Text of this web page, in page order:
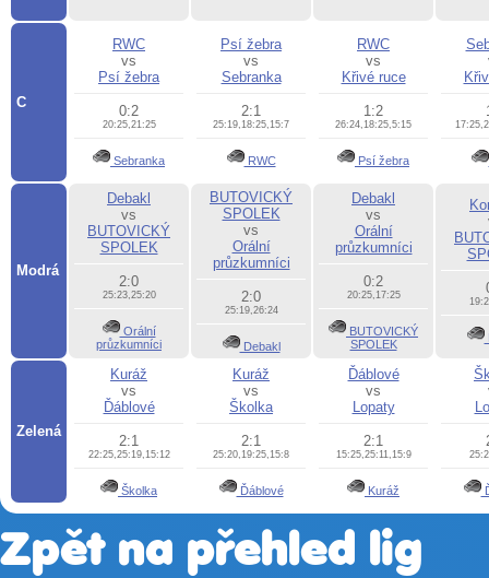
C
RWC
vs
Psí žebra
0:2
20:25,21:25
Sebranka
Psí žebra
vs
Sebranka
2:1
25:19,18:25,15:7
RWC
RWC
vs
Křivé ruce
1:2
26:24,18:25,5:15
Psí žebra
Modrá
Debakl
vs
BUTOVICKÝ
SPOLEK
2:0
25:23,25:20
Orální
průzkumníci
BUTOVICKÝ
SPOLEK
vs
Orální
průzkumníci
2:0
25:19,26:24
Debakl
Debakl
vs
Orální
průzkumníci
0:2
20:25,17:25
BUTOVICKÝ
SPOLEK
Zelená
Kuráž
vs
Ďáblové
2:1
22:25,25:19,15:12
Školka
Kuráž
vs
Školka
2:1
25:20,19:25,15:8
Ďáblové
Ďáblové
vs
Lopaty
2:1
15:25,25:11,15:9
Kuráž
Zpět na přehled lig